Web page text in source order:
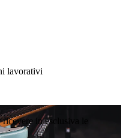
lavorativi
in esclusiva le